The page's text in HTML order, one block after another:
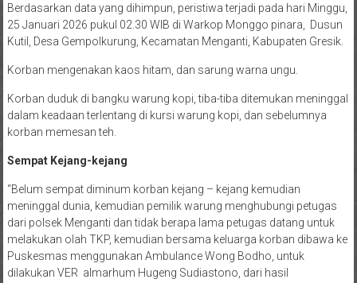
Berdasarkan data yang dihimpun, peristiwa terjadi pada hari Minggu,
25 Januari 2026 pukul 02.30 WIB di Warkop Monggo pinara, Dusun
Kutil, Desa Gempolkurung, Kecamatan Menganti, Kabupaten Gresik.
Korban mengenakan kaos hitam, dan sarung warna ungu.
Korban duduk di bangku warung kopi, tiba-tiba ditemukan meninggal
dalam keadaan terlentang di kursi warung kopi, dan sebelumnya
korban memesan teh.
Sempat Kejang-kejang
“Belum sempat diminum korban kejang – kejang kemudian
meninggal dunia, kemudian pemilik warung menghubungi petugas
dari polsek Menganti dan tidak berapa lama petugas datang untuk
melakukan olah TKP, kemudian bersama keluarga korban dibawa ke
Puskesmas menggunakan Ambulance Wong Bodho, untuk
dilakukan VER almarhum Hugeng Sudiastono, dari hasil